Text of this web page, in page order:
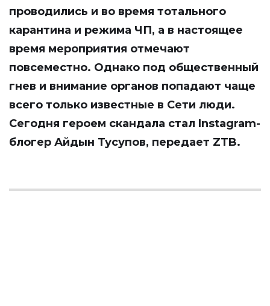
проводились и во время тотального
карантина и режима ЧП, а в настоящее
время мероприятия отмечают
повсеместно. Однако под общественный
гнев и внимание органов попадают чаще
всего только известные в Сети люди.
Сегодня героем скандала стал Instagram-
блогер Айдын Тусупов, передает ZTB.